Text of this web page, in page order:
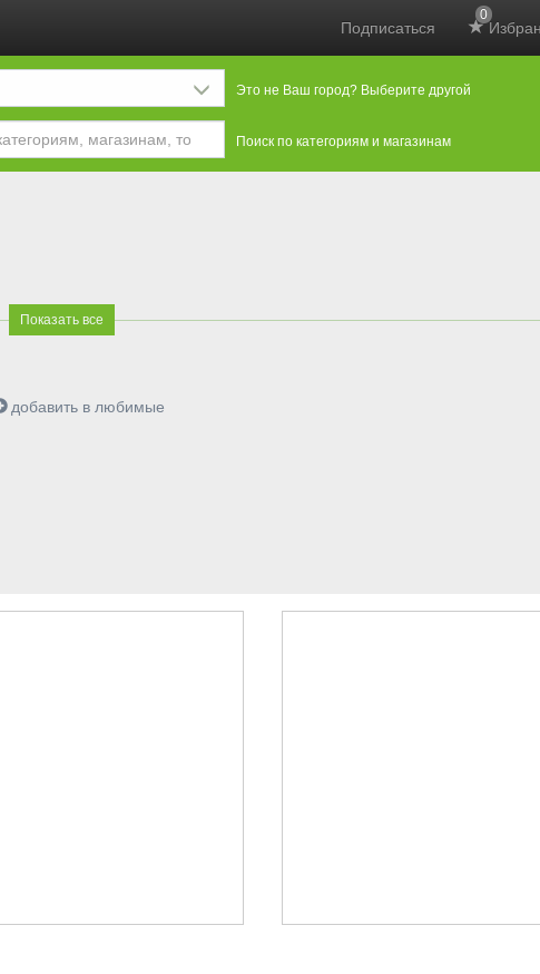
Подписаться
0
Это не Ваш город? Выберите другой
Поиск по категориям и магазинам
Показать все
добавить в любимые